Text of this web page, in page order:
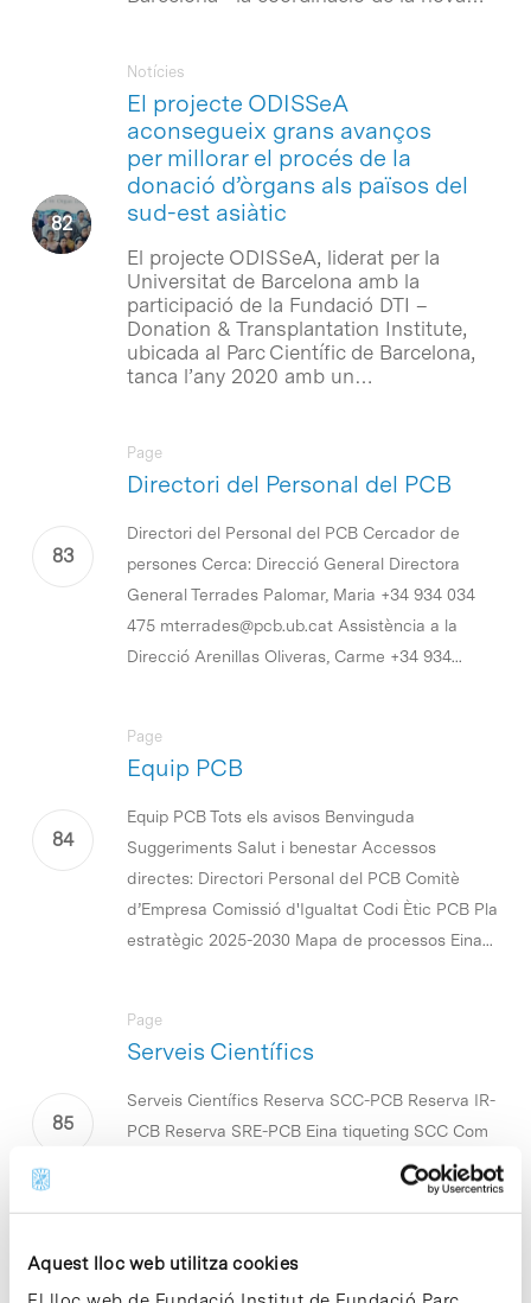
Aquest lloc web utilitza cookies
El projecte ODISSeA
aconsegueix grans avanços
per millorar el procés de la
donació d’òrgans als països del
sud-est asiàtic
Notícies
El projecte ODISSeA, liderat per la
Universitat de Barcelona amb la
participació de la Fundació DTI –
Donation & Transplantation Institute,
ubicada al Parc Científic de Barcelona,
tanca l’any 2020 amb un…
Directori del Personal del PCB
Page
Directori del Personal del PCB Cercador de
persones Cerca: Direcció General Directora
General Terrades Palomar, Maria +34 934 034
475 mterrades@pcb.ub.cat Assistència a la
Direcció Arenillas Oliveras, Carme +34 934...
Equip PCB
Page
Equip PCB Tots els avisos Benvinguda
Suggeriments Salut i benestar Accessos
directes: Directori Personal del PCB Comitè
d’Empresa Comissió d'Igualtat Codi Ètic PCB Pla
estratègic 2025-2030 Mapa de processos Eina...
Serveis Científics
Page
Serveis Científics Reserva SCC-PCB Reserva IR-
PCB Reserva SRE-PCB Eina tiqueting SCC Com
fer servir l’eina tiqueting JIRA-SCC Serveis
Científics Comuns (SCC-PCB) Eina de tiqueting